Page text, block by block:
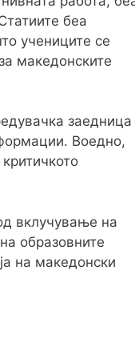
беа
учениците се
македонските
заедница
Воедно,
вклучување на
образовните
на македонски